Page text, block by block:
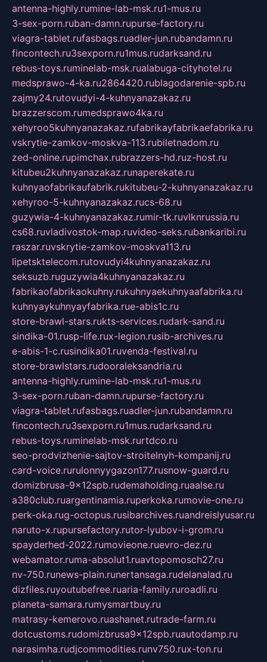
antenna-highly.rumine-lab-msk.ru1-mus.ru
3-sex-porn.ruban-damn.rupurse-factory.ru
viagra-tablet.rufasbags.ruadler-jun.rubandamn.ru
fincontech.ru3sexporn.ru1mus.rudarksand.ru
rebus-toys.ruminelab-msk.rualabuga-cityhotel.ru
medsprawo-4-ka.ru2864420.rublagodarenie-spb.ru
zajmy24.rutovudyi-4-kuhnyanazakaz.ru
brazzerscom.rumedsprawo4ka.ru
xehyroo5kuhnyanazakaz.rufabrikayfabrikaefabrika.ru
vskrytie-zamkov-moskva-113.rubiletnadom.ru
zed-online.rupimchax.rubrazzers-hd.ruz-host.ru
kitubeu2kuhnyanazakaz.runaperekate.ru
kuhnyaofabrikaufabrik.rukitubeu-2-kuhnyanazakaz.ru
xehyroo-5-kuhnyanazakaz.rucs-68.ru
guzywia-4-kuhnyanazakaz.rumir-tk.ruvlknrussia.ru
cs68.ruvladivostok-map.ruvideo-seks.rubankaribi.ru
raszar.ruvskrytie-zamkov-moskva113.ru
lipetsktelecom.rutovudyi4kuhnyanazakaz.ru
seksuzb.ruguzywia4kuhnyanazakaz.ru
fabrikaofabrikaokuhny.rukuhnyaekuhnyaafabrika.ru
kuhnyaykuhnyayfabrika.rue-abis1c.ru
store-brawl-stars.rukts-services.rudark-sand.ru
sindika-01.rusp-life.rux-legion.rusib-archives.ru
e-abis-1-c.rusindika01.ruvenda-festival.ru
store-brawlstars.rudooraleksandria.ru
antenna-highly.rumine-lab-msk.ru1-mus.ru
3-sex-porn.ruban-damn.rupurse-factory.ru
viagra-tablet.rufasbags.ruadler-jun.rubandamn.ru
fincontech.ru3sexporn.ru1mus.rudarksand.ru
rebus-toys.ruminelab-msk.rurtdco.ru
seo-prodvizhenie-sajtov-stroitelnyh-kompanij.ru
card-voice.rurulonnyygazon177.rusnow-guard.ru
domizbrusa-9x12spb.rudemaholding.ruaalse.ru
a380club.ruargentinamia.ruperkoka.rumovie-one.ru
perk-oka.rug-octopus.rusibarchives.ruandreislyusar.ru
naruto-x.rupursefactory.rutor-lyubov-i-grom.ru
spayderhed-2022.rumovieone.ruevro-dez.ru
webamator.ruma-absolut1.ruavtopomosch27.ru
nv-750.runews-plain.runertansaga.rudelanalad.ru
dizfiles.ruyoutubefree.ruaria-family.ruroadli.ru
planeta-samara.rumysmartbuy.ru
matrasy-kemerovo.ruashanet.rutrade-farm.ru
dotcustoms.rudomizbrusa9x12spb.ruautodamp.ru
narasimha.rudjcommodities.runv750.rux-ton.ru